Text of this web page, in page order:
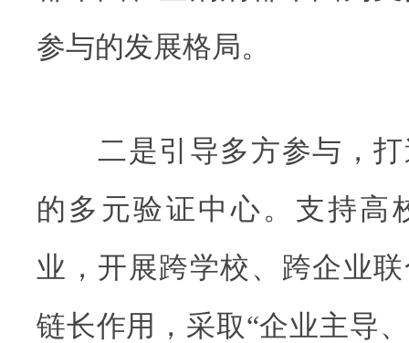
参与的发展格局。
二是引导多方参与，打
的多元验证中心。支持高
业，开展跨学校、跨企业
链长作用，采取“企业主导